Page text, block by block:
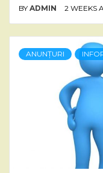
BY ADMIN 2 WEEKS
ANUNȚURI